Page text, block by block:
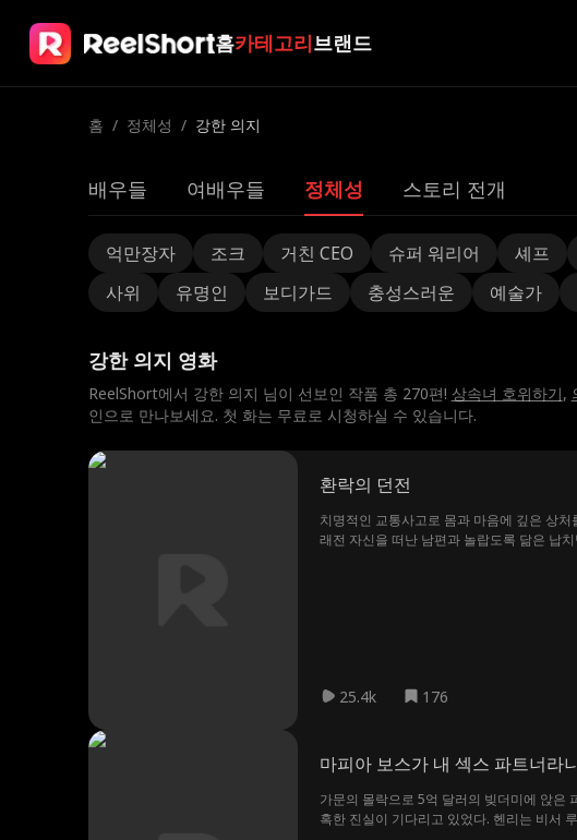
홈카테고리브랜드
홈 / 정체성 / 강한 의지
배우들 여배우들 정체성 스토리 전개
억만장자 조크 거친 CEO 슈퍼 워리어 셰프
사위
유명인 보디가드 충성스러운 예술가
강한 의지 영화
ReelShort에서 강한 의지 님이 선보인 작품 총 270편! 상속녀 호위하기,
인으로 만나보세요. 첫 화는 무료로 시청하실 수 있습니다.
환락의 던전
치명적인 교통사고로 몸과 마음에 깊은 상
래전 자신을 떠난 남편과 놀랍도록 닮은 납
25.4k 176
마피아 보스가 내 섹스 파트너라
가문의 몰락으로 5억 달러의 빚더미에 앉은
혹한 진실이 기다리고 있었다. 헨리는 비서